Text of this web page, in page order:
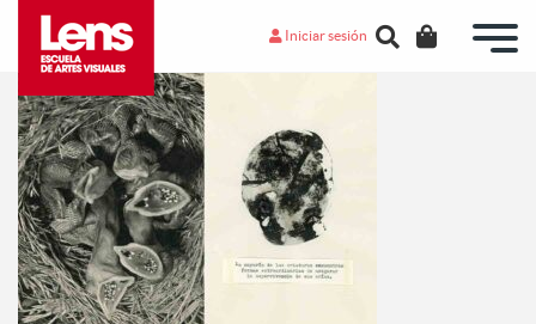
Iniciar sesión